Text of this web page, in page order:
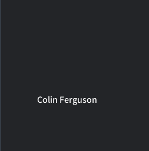
Colin Ferguson